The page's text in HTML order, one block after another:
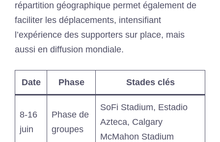
répartition géographique permet également de
faciliter les déplacements, intensifiant
l’expérience des supporters sur place, mais
aussi en diffusion mondiale.
Date Phase Stades clés
8-16
juin
Phase de
groupes
SoFi Stadium, Estadio
Azteca, Calgary
McMahon Stadium